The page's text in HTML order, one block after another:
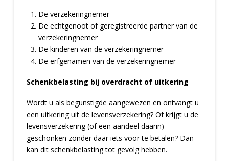
De verzekeringnemer
De echtgenoot of geregistreerde partner van de
verzekeringnemer
De kinderen van de verzekeringnemer
De erfgenamen van de verzekeringnemer
Schenkbelasting bij overdracht of uitkering
Wordt u als begunstigde aangewezen en ontvangt u
een uitkering uit de levensverzekering? Of krijgt u de
levensverzekering (of een aandeel daarin)
geschonken zonder daar iets voor te betalen? Dan
kan dit schenkbelasting tot gevolg hebben.